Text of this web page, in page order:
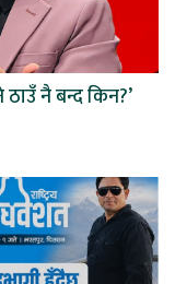
नै बन्द किन?’